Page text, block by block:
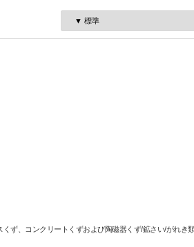
ず、コンクリートくずおよび陶磁器くず/鉱さい/がれき